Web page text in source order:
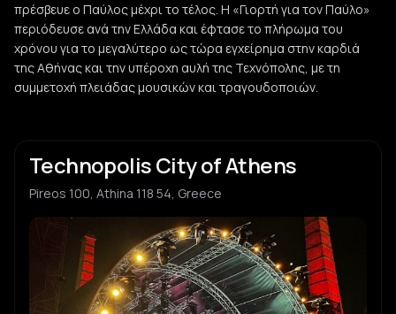
F Frank Panx
punk
G Giorgos Mandilas
K Kyriakos Darivas
Vasilis Spyropoulos
πρέσβευε ο Παύλος μέχρι το τέλος. Η «Γιορτή για τον Παύλο»
περιόδευσε ανά την Ελλάδα και έφτασε το πλήρωμα του
χρόνου για το μεγαλύτερο ως τώρα εγχείρημα στην καρδιά
της Αθήνας και την υπέροχη αυλή της Τεχνόπολης, με τη
συμμετοχή πλειάδας μουσικών και τραγουδοποιών.
Technopolis City of Athens
Pireos 100, Athina 118 54, Greece